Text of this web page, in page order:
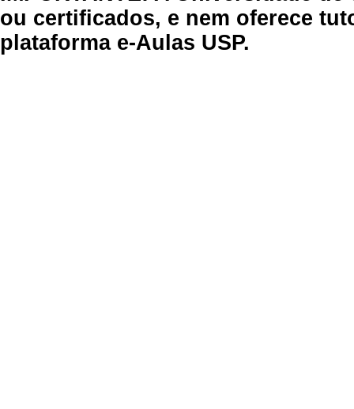
ou certificados, e nem oferece
plataforma e-Aulas USP.